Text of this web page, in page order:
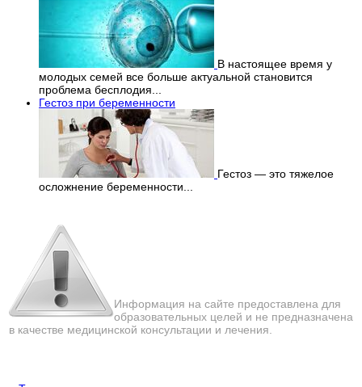
В настоящее время у
молодых семей все больше актуальной становится
проблема бесплодия...
Гестоз при беременности
Гестоз — это тяжелое
осложнение беременности...
Информация на сайте предоставлена для
образовательных целей и не предназначена
в качестве медицинской консультации и лечения.